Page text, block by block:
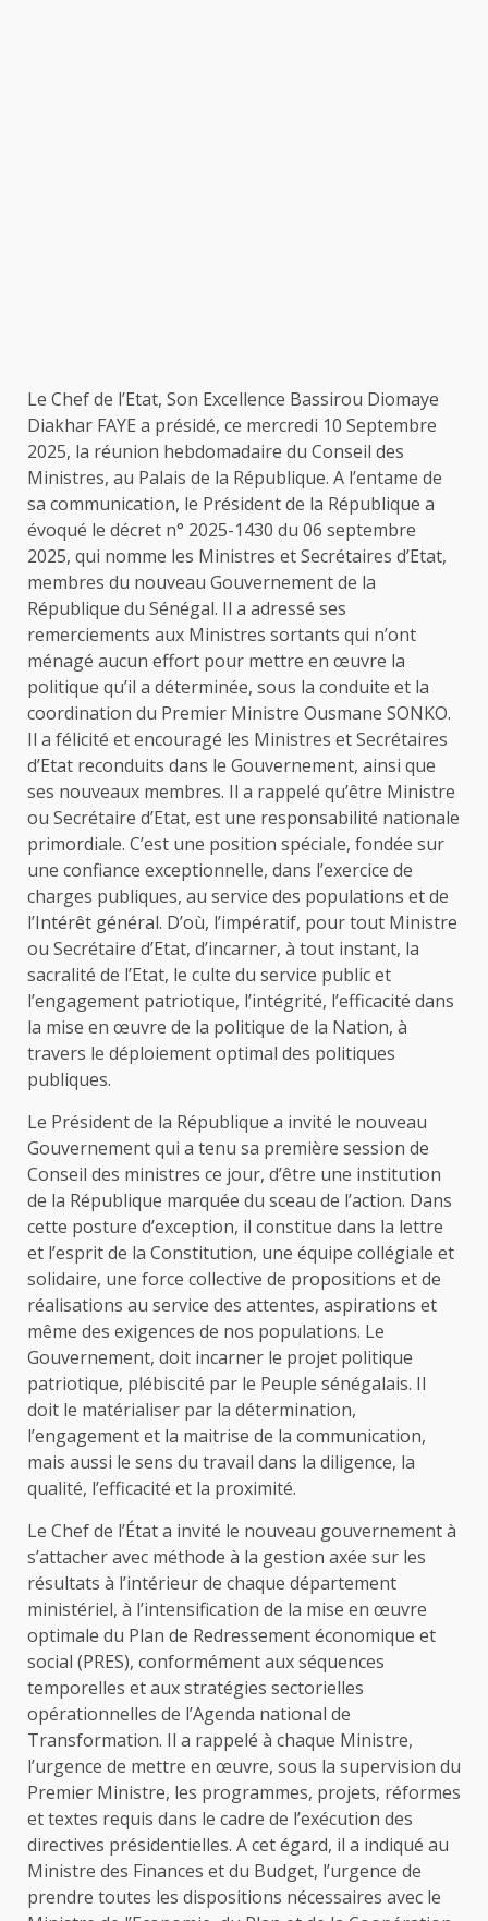
Le Chef de l’Etat, Son Excellence Bassirou Diomaye
Diakhar FAYE a présidé, ce mercredi 10 Septembre
2025, la réunion hebdomadaire du Conseil des
Ministres, au Palais de la République. A l’entame de
sa communication, le Président de la République a
évoqué le décret n° 2025-1430 du 06 septembre
2025, qui nomme les Ministres et Secrétaires d’Etat,
membres du nouveau Gouvernement de la
République du Sénégal. Il a adressé ses
remerciements aux Ministres sortants qui n’ont
ménagé aucun effort pour mettre en œuvre la
politique qu’il a déterminée, sous la conduite et la
coordination du Premier Ministre Ousmane SONKO.
Il a félicité et encouragé les Ministres et Secrétaires
d’Etat reconduits dans le Gouvernement, ainsi que
ses nouveaux membres. Il a rappelé qu’être Ministre
ou Secrétaire d’Etat, est une responsabilité nationale
primordiale. C’est une position spéciale, fondée sur
une confiance exceptionnelle, dans l’exercice de
charges publiques, au service des populations et de
l’Intérêt général. D’où, l’impératif, pour tout Ministre
ou Secrétaire d’Etat, d’incarner, à tout instant, la
sacralité de l’Etat, le culte du service public et
l’engagement patriotique, l’intégrité, l’efficacité dans
la mise en œuvre de la politique de la Nation, à
travers le déploiement optimal des politiques
publiques.
Le Président de la République a invité le nouveau
Gouvernement qui a tenu sa première session de
Conseil des ministres ce jour, d’être une institution
de la République marquée du sceau de l’action. Dans
cette posture d’exception, il constitue dans la lettre
et l’esprit de la Constitution, une équipe collégiale et
solidaire, une force collective de propositions et de
réalisations au service des attentes, aspirations et
même des exigences de nos populations. Le
Gouvernement, doit incarner le projet politique
patriotique, plébiscité par le Peuple sénégalais. Il
doit le matérialiser par la détermination,
l’engagement et la maitrise de la communication,
mais aussi le sens du travail dans la diligence, la
qualité, l’efficacité et la proximité.
Le Chef de l’État a invité le nouveau gouvernement à
s’attacher avec méthode à la gestion axée sur les
résultats à l’intérieur de chaque département
ministériel, à l’intensification de la mise en œuvre
optimale du Plan de Redressement économique et
social (PRES), conformément aux séquences
temporelles et aux stratégies sectorielles
opérationnelles de l’Agenda national de
Transformation. Il a rappelé à chaque Ministre,
l’urgence de mettre en œuvre, sous la supervision du
Premier Ministre, les programmes, projets, réformes
et textes requis dans le cadre de l’exécution des
directives présidentielles. A cet égard, il a indiqué au
Ministre des Finances et du Budget, l’urgence de
prendre toutes les dispositions nécessaires avec le